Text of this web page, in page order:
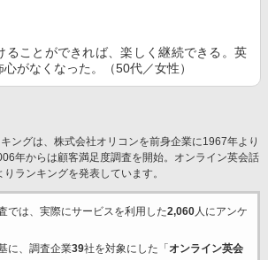
ることができれば、楽しく継続できる。英
がなくなった。（50代／女性）
ングは、株式会社オリコンを前身企業に1967年より
年からは顧客満足度調査を開始。オンライン英会話
ランキングを発表しています。
では、実際にサービスを利用した2,060人にアンケ
に、調査企業39社を対象にした「 オンライン英会